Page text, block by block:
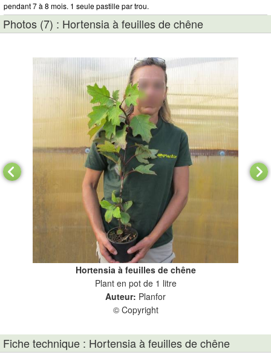
pendant 7 à 8 mois. 1 seule pastille par trou.
Photos (7) : Hortensia à feuilles de chêne
Hortensia à feuilles de chêne
Plant en pot de 1 litre
Auteur: Planfor
© Copyright
Fiche technique : Hortensia à feuilles de chêne